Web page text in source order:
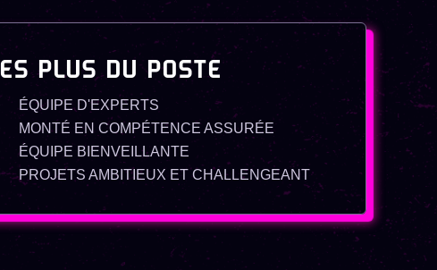
PLUS DU POSTE
ÉQUIPE D'EXPERTS
MONTÉ EN COMPÉTENCE ASSURÉE
ÉQUIPE BIENVEILLANTE
PROJETS AMBITIEUX ET CHALLENGEANT